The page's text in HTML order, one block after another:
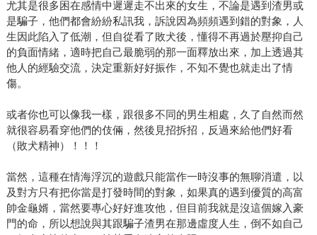
尤其是很多困在感情中遲遲走不出來的女生，不論是遇到渣男或
是騙子，他們都會紛紛私訊我，訴說因為頻頻遇到錯的對象，人
生因此陷入了低潮，但自從看了敗犬後，懂得不再過於壓抑自己
的負面情緒，適時把自己最脆弱的那一面釋放出來，加上透過其
他人的經驗交流，決定重新好好振作，不知不覺也就走出了情
傷。
或者你也可以像我一樣，跟很多不同的男生相處，久了自然而然
就很容易看穿他們的伎倆，然後見招拆招，反過來給他們好看
（敗犬精神）！！！
當然，這種在情海浮沉的遊戲只能當作一時沒事的無聊消遣，以
及對方只有把你當是打發時間的對象，如果真的遇到優質的高富
帥金龜婿，當然要專心好好進攻他，但目前我就是沒這個嫁入豪
門的命，所以想說與其跟騙子渣男在那邊虛度人生，倒不如自己